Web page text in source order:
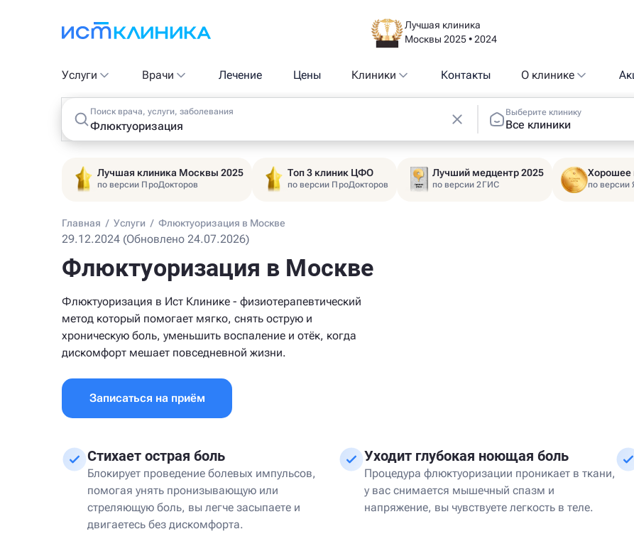
Лучшая клиника
Москвы 2025 • 2024
Услуги Врачи Лечение Цены Клиники Контакты О клинике
Поиск врача, услуги, заболевания Выберите клинику
Все клиники
Лучшая клиника Москвы 2025
по версии ПроДокторов
Топ 3 клиник ЦФО
по версии ПроДокторов
Лучший медцентр 2025
по версии 2ГИС
Хорошее
по версии
Главная / Услуги / Флюктуоризация в Москве
29.12.2024 (Обновлено 24.07.2026)
Флюктуоризация в Москве
Флюктуоризация в Ист Клинике - физиотерапевтический
метод который помогает мягко, снять острую и
хроническую боль, уменьшить воспаление и отёк, когда
дискомфорт мешает повседневной жизни.
Записаться на приём
Стихает острая боль
Блокирует проведение болевых импульсов,
помогая унять пронизывающую или
стреляющую боль, вы легче засыпаете и
двигаетесь без дискомфорта.
Уходит глубокая ноющая боль
Процедура флюктуоризации проникает в ткани,
у вас снимается мышечный спазм и
напряжение, вы чувствуете легкость в теле.